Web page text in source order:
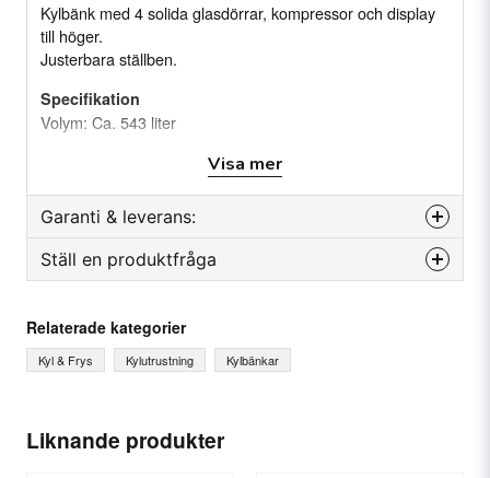
Liknande produkter
Kylbänk med 4 solida glasdörrar, kompressor och display
till höger.
Justerbara ställben.
Specifikation
Volym: Ca. 543 liter
Effekt: (nominell) 348 W
Köldmedium: R290
Hyllor: 4
Ställben: 6st, justerbara (0 - +75 mm)
Vikt och mått:
Yttermått: (B×D×H) 2245x700x931 mm (0-+75mm)
Rostfritt stål (AISI 304) in- och utvändigt.
Visa mer
Garanti & leverans:
Reservdelsgaranti
Ställ en produktfråga
Fråga oss något om denna produkten...
Ditt namn
Relaterade kategorier
Kyl & Frys Kylutrustning Kylbänkar